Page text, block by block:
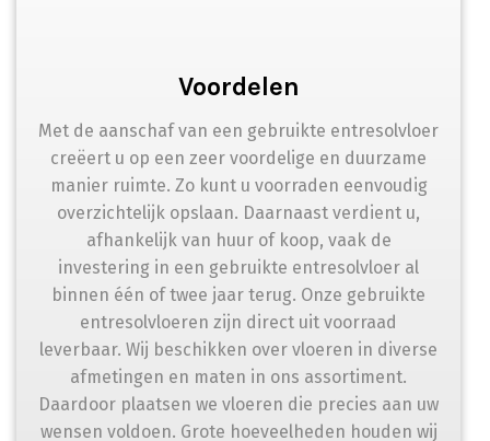
Voordelen
Met de aanschaf van een gebruikte entresolvloer
creëert u op een zeer voordelige en duurzame
manier ruimte. Zo kunt u voorraden eenvoudig
overzichtelijk opslaan. Daarnaast verdient u,
afhankelijk van huur of koop, vaak de
investering in een gebruikte entresolvloer al
binnen één of twee jaar terug. Onze gebruikte
entresolvloeren zijn direct uit voorraad
leverbaar. Wij beschikken over vloeren in diverse
afmetingen en maten in ons assortiment.
Daardoor plaatsen we vloeren die precies aan uw
wensen voldoen. Grote hoeveelheden houden wij